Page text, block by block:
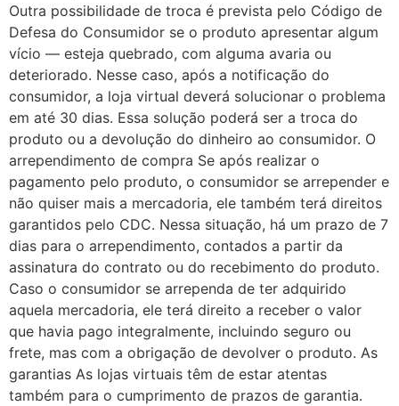
Outra possibilidade de troca é prevista pelo Código de
Defesa do Consumidor se o produto apresentar algum
vício — esteja quebrado, com alguma avaria ou
deteriorado. Nesse caso, após a notificação do
consumidor, a loja virtual deverá solucionar o problema
em até 30 dias. Essa solução poderá ser a troca do
produto ou a devolução do dinheiro ao consumidor. O
arrependimento de compra Se após realizar o
pagamento pelo produto, o consumidor se arrepender e
não quiser mais a mercadoria, ele também terá direitos
garantidos pelo CDC. Nessa situação, há um prazo de 7
dias para o arrependimento, contados a partir da
assinatura do contrato ou do recebimento do produto.
Caso o consumidor se arrependa de ter adquirido
aquela mercadoria, ele terá direito a receber o valor
que havia pago integralmente, incluindo seguro ou
frete, mas com a obrigação de devolver o produto. As
garantias As lojas virtuais têm de estar atentas
também para o cumprimento de prazos de garantia.